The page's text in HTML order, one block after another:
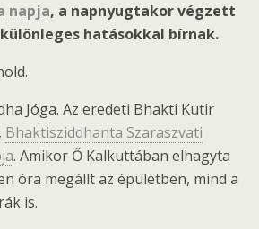
napja, a napnyugtakor végzett
hatásokkal bírnak.
Jóga. Az eredeti Bhakti Kutir
Bhaktisziddhanta Szaraszvati
. Amikor Ő Kalkuttában elhagyta
óra megállt az épületben, mind a
is.